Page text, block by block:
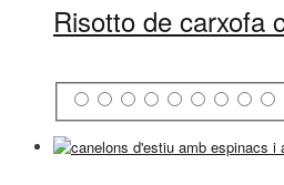
Risotto de carxofa